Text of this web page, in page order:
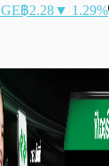
฿2.28▼ 1.29%